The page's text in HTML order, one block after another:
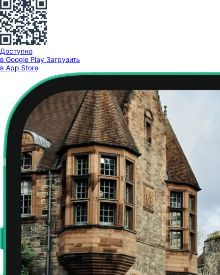
Доступно
в Google Play Загрузить
в App Store